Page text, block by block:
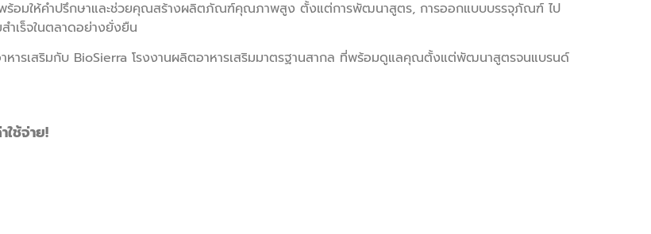
ร้อมให้คำปรึกษาและช่วยคุณสร้างผลิตภัณฑ์คุณภาพสูง ตั้งแต่การพัฒนาสูตร, การออกแบบบรรจุภัณฑ์ ไป
ำเร็จในตลาดอย่างยั่งยืน
าหารเสริมกับ BioSierra โรงงานผลิตอาหารเสริมมาตรฐานสากล ที่พร้อมดูแลคุณตั้งแต่พัฒนาสูตรจนแบรนด์
ช้จ่าย!